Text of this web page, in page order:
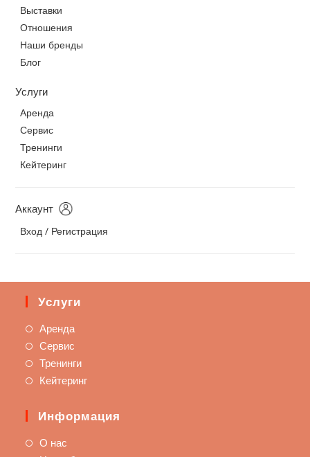
Выставки
Отношения
Наши бренды
Блог
Услуги
Аренда
Сервис
Тренинги
Кейтеринг
Аккаунт
Вход / Регистрация
Услуги
Аренда
Сервис
Тренинги
Кейтеринг
Информация
О нас